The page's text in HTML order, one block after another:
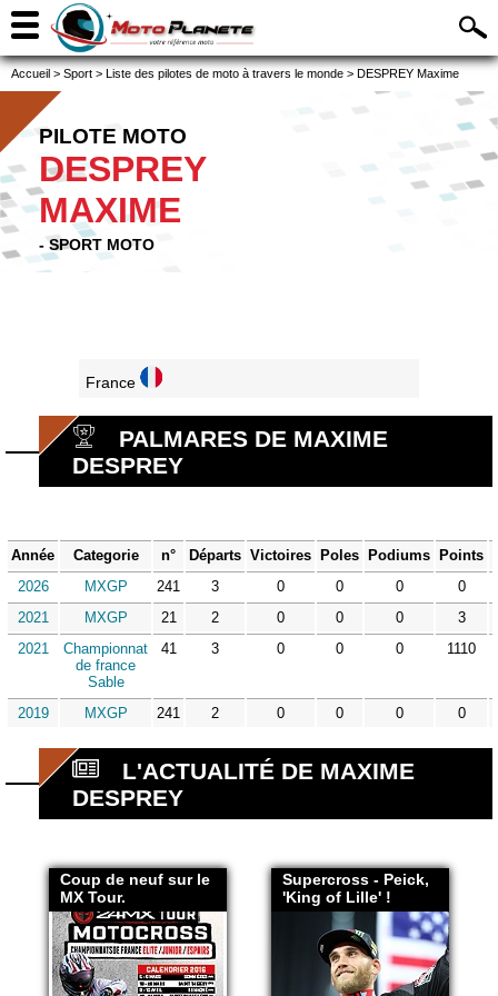
Accueil > Sport > Liste des pilotes de moto à travers le monde > DESPREY Maxime
PILOTE MOTO
DESPREY
MAXIME
- SPORT MOTO
France
PALMARES DE MAXIME
DESPREY
Année Categorie n° Départs Victoires Poles Podiums Points
2026
MXGP 241 3 0 0 0
0
2021
MXGP 21 2 0 0 0
3
2021
Championnat
de france
Sable
41 3 0 0 0 1110
2019 MXGP 241 2 0 0 0 0
L'ACTUALITÉ DE MAXIME
DESPREY
Coup de neuf sur le
MX Tour.
Supercross - Peick,
'King of Lille' !